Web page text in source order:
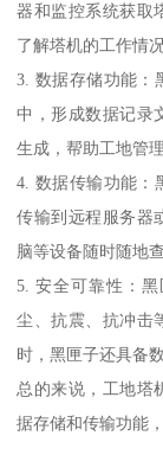
器和监控系统获取
了解塔机的工作情
3. 数据存储功能：
中，形成数据记录
生成，帮助工地管
4. 数据传输功能：
传输到远程服务器
脑等设备随时随地
5. 安全可靠性：
尘、抗震、抗冲击
时，黑匣子还具备
总的来说，工地塔
据存储和传输功能